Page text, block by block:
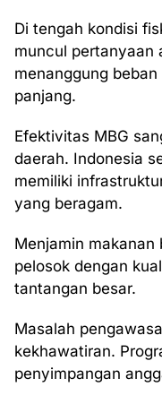
Di tengah kondisi
muncul pertanyaan
menanggung
panjang.
Efektivitas MBG
daerah. Indonesia
memiliki
yang beragam.
Menjamin makanan
pelosok dengan
tantangan besar.
Masalah
kekhawatiran.
penyimpangan